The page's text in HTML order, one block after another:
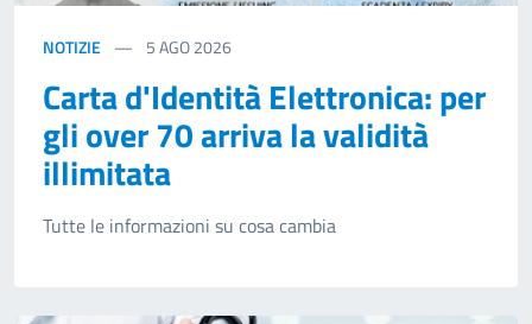
NOTIZIE 5AGO 2026
Carta d'Identità Elettronica: per
gli over 70 arriva la validità
illimitata
Tutte le informazioni su cosa cambia